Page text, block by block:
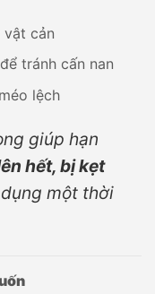
vật cản
tránh cấn nan
lệch
giúp hạn
hết, bị kẹt
một thời